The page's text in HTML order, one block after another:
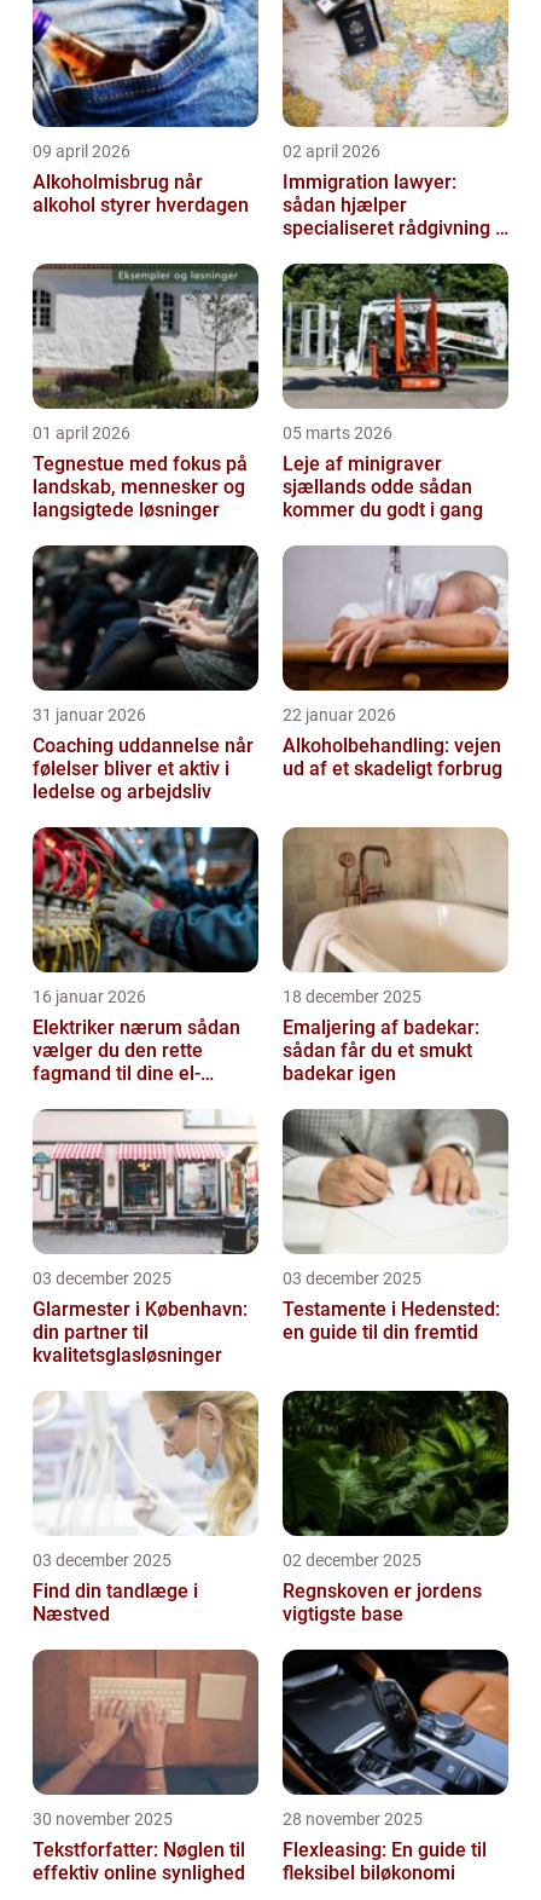
09 april 2026
Alkoholmisbrug når
alkohol styrer hverdagen
02 april 2026
Immigration lawyer:
sådan hjælper
specialiseret rådgivning i
01 april 2026
Tegnestue med fokus på
landskab, mennesker og
langsigtede løsninger
05 marts 2026
Leje af minigraver
sjællands odde sådan
kommer du godt i gang
31 januar 2026
Coaching uddannelse når
følelser bliver et aktiv i
ledelse og arbejdsliv
22 januar 2026
Alkoholbehandling: vejen
ud af et skadeligt forbrug
16 januar 2026
Elektriker nærum sådan
vælger du den rette
fagmand til dine el-
18 december 2025
Emaljering af badekar:
sådan får du et smukt
badekar igen
03 december 2025
Glarmester i København:
din partner til
kvalitetsglasløsninger
03 december 2025
Testamente i Hedensted:
en guide til din fremtid
03 december 2025
Find din tandlæge i
Næstved
02 december 2025
Regnskoven er jordens
vigtigste base
30 november 2025
Tekstforfatter: Nøglen til
effektiv online synlighed
28 november 2025
Flexleasing: En guide til
fleksibel biløkonomi